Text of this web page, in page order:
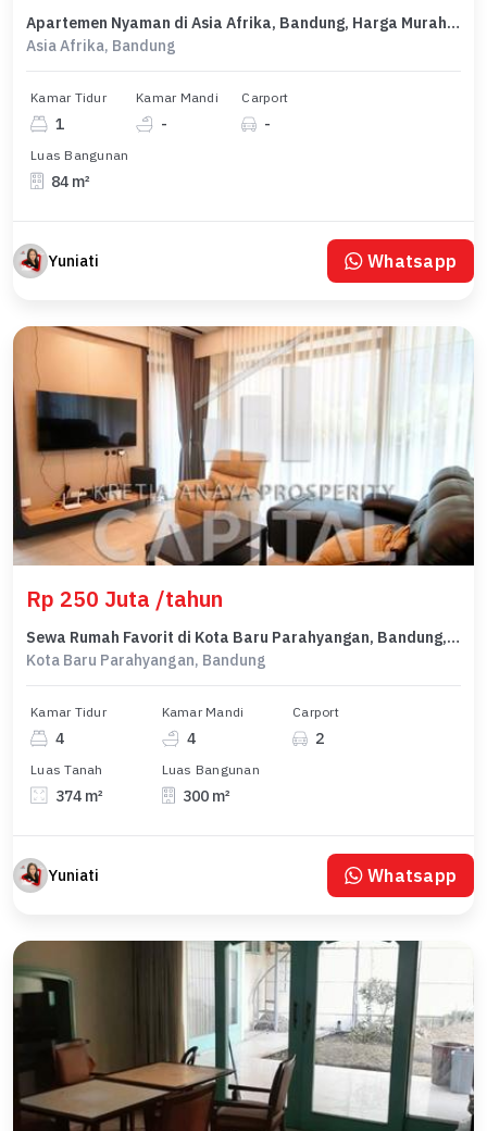
Apartemen Nyaman di Asia Afrika, Bandung, Harga Murah 120 Juta /tahun
Asia Afrika, Bandung
Kamar Tidur
1
Kamar Mandi
-
Carport
-
Luas Bangunan
84 m²
Yuniati Whatsapp
Rp 250 Juta /tahun
Sewa Rumah Favorit di Kota Baru Parahyangan, Bandung, Harga Terjangkau
Kota Baru Parahyangan, Bandung
Kamar Tidur
4
Kamar Mandi
4
Carport
2
Luas Tanah
374 m²
Luas Bangunan
300 m²
Yuniati Whatsapp